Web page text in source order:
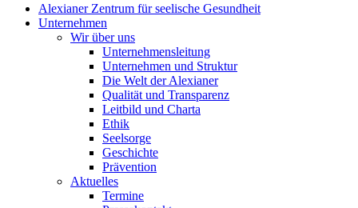
Alexianer Zentrum für seelische Gesundheit
Unternehmen
Wir über uns
Unternehmensleitung
Unternehmen und Struktur
Die Welt der Alexianer
Qualität und Transparenz
Leitbild und Charta
Ethik
Seelsorge
Geschichte
Prävention
Aktuelles
Termine